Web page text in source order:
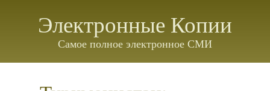
Электронные Копии
Самое полное электронное СМИ